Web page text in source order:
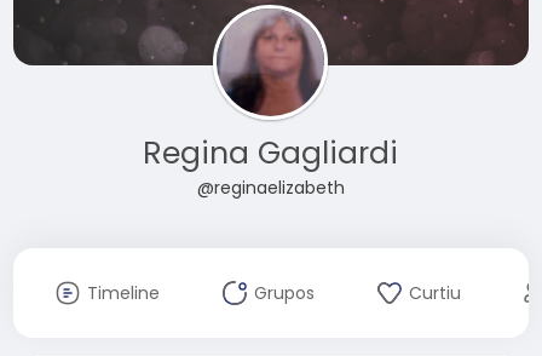
Regina Gagliardi
@reginaelizabeth
Timeline Grupos Curtiu